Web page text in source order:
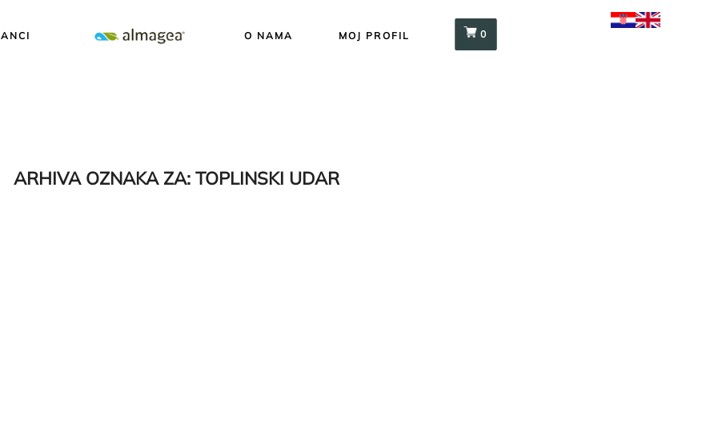
O NAMA MOJ PROFIL 0
ARHIVA OZNAKA ZA: TOPLINSKI UDAR